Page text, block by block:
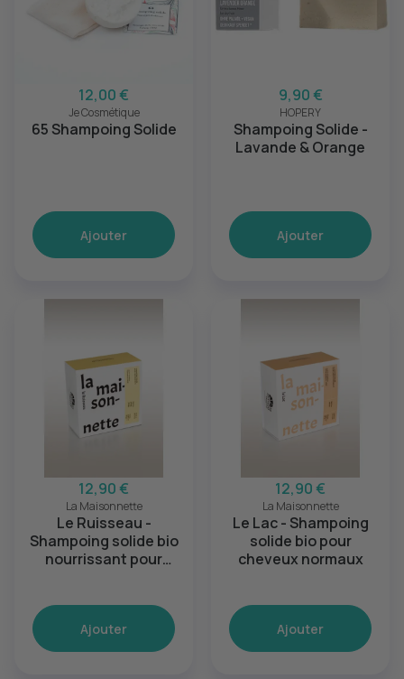
12,00 €
Je Cosmétique
65 Shampoing Solide
Ajouter
9,90 €
HOPERY
Shampoing Solide -
Lavande & Orange
Ajouter
12,90 €
La Maisonnette
Le Ruisseau -
Shampoing solide bio
nourrissant pour
Ajouter
12,90 €
La Maisonnette
Le Lac - Shampoing
solide bio pour
cheveux normaux
Ajouter